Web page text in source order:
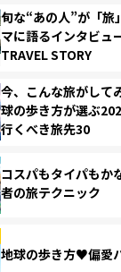
旬な“あの人”が「旅
マに語るインタビュ
TRAVEL STORY
今、こんな旅がして
球の歩き方が選ぶ
行くべき旅先30
コスパもタイパもか
者の旅テクニック
地球の歩き方♥偏愛